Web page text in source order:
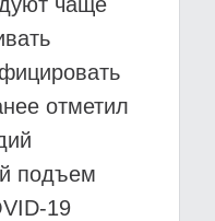
отметил
подъем
19